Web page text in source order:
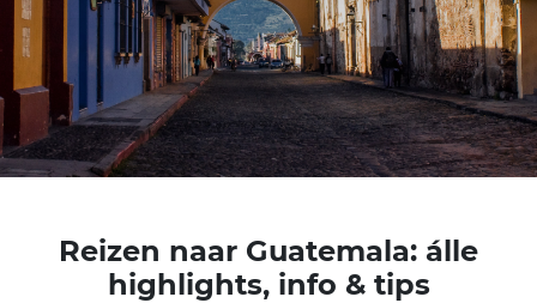
Reizen naar Guatemala: álle
highlights, info & tips